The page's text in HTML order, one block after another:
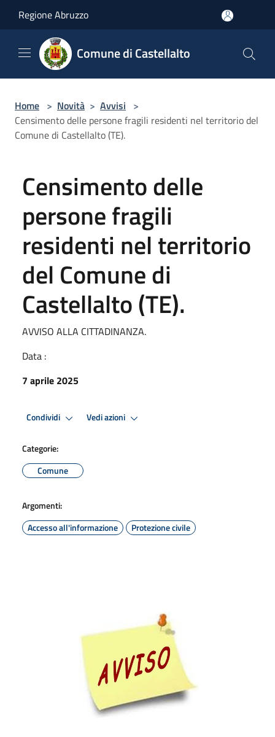
Regione Abruzzo
Comune di Castellalto
Home > Novità > Avvisi >
Censimento delle persone fragili residenti nel territorio del
Comune di Castellalto (TE).
Censimento delle
persone fragili
residenti nel territorio
del Comune di
Castellalto (TE).
AVVISO ALLA CITTADINANZA.
Data :
7 aprile 2025
Condividi Vedi azioni
Categorie:
Comune
Argomenti:
Accesso all'informazione
Protezione civile